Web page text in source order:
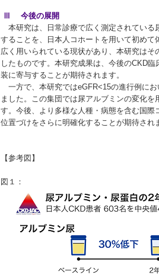
Ⅲ 今後の展開
本研究は、日常診療で広く測定されている
することを、日本人コホートを用いて初め
広く用いられている現状があり、本研究は
したものです。本研究成果は、今後のCKD
装に寄与することが期待されます。
一方で、本研究ではeGFR<15の進行例に
ました。この集団では尿アルブミンの変化
す。今後、より多様な人種・病態を含む国
位置づけをさらに明確化することが期待され
【参考図】
図１：